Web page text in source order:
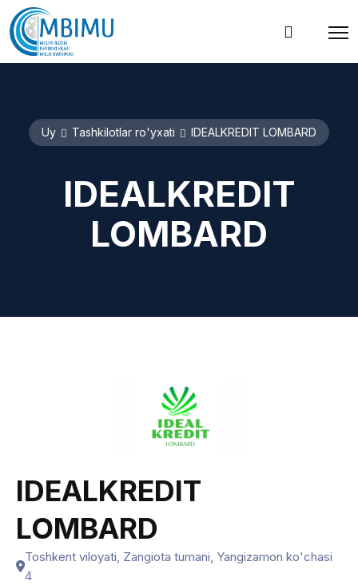
Uy Tashkilotlar ro'yxati IDEALKREDIT LOMBARD
IDEALKREDIT
LOMBARD
IDEALKREDIT
LOMBARD
Toshkent viloyati, Zangiota tumani, Yangizamon ko'chasi
4